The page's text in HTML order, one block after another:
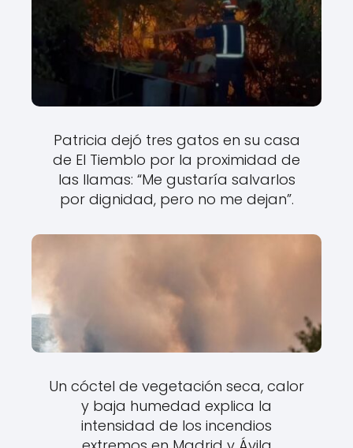
Patricia dejó tres gatos en su casa
de El Tiemblo por la proximidad de
las llamas: “Me gustaría salvarlos
por dignidad, pero no me dejan”.
Un cóctel de vegetación seca, calor
y baja humedad explica la
intensidad de los incendios